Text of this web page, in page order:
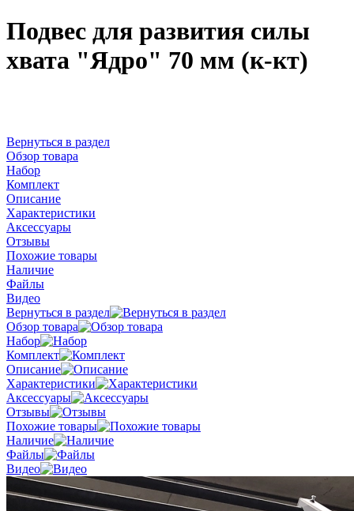
Подвес для развития силы
хвата "Ядро" 70 мм (к-кт)
Вернуться в раздел
Обзор товара
Набор
Комплект
Описание
Характеристики
Аксессуары
Отзывы
Похожие товары
Наличие
Файлы
Видео
Вернуться в раздел
Обзор товара
Набор
Комплект
Описание
Характеристики
Аксессуары
Отзывы
Похожие товары
Наличие
Файлы
Видео